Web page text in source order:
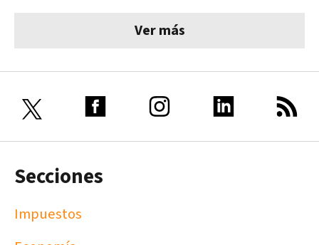
Ver más
Secciones
Impuestos